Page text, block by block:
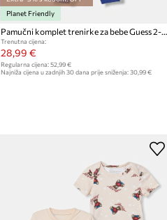
Planet Friendly
Trenutna cijena:
28,99 €
Regularna cijena: 52,99 €
Najniža cijena u zadnjih 30 dana prije sniženja: 30,99 €